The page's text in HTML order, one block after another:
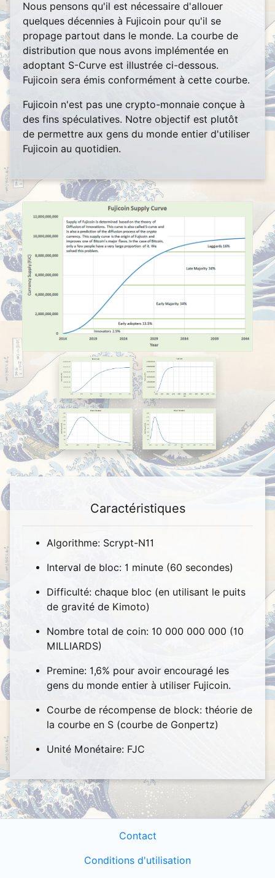
Nous pensons qu'il est nécessaire d'allouer
quelques décennies à Fujicoin pour qu'il se
propage partout dans le monde. La courbe de
distribution que nous avons implémentée en
adoptant S-Curve est illustrée ci-dessous.
Fujicoin sera émis conformément à cette courbe.
Fujicoin n'est pas une crypto-monnaie conçue à
des fins spéculatives. Notre objectif est plutôt
de permettre aux gens du monde entier d'utiliser
Fujicoin au quotidien.
Caractéristiques
Algorithme: Scrypt-N11
Interval de bloc: 1 minute (60 secondes)
Difficulté: chaque bloc (en utilisant le puits
de gravité de Kimoto)
Nombre total de coin: 10 000 000 000 (10
MILLIARDS)
Premine: 1,6% pour avoir encouragé les
gens du monde entier à utiliser Fujicoin.
Courbe de récompense de block: théorie de
la courbe en S (courbe de Gonpertz)
Unité Monétaire: FJC
Contact
Conditions d'utilisation